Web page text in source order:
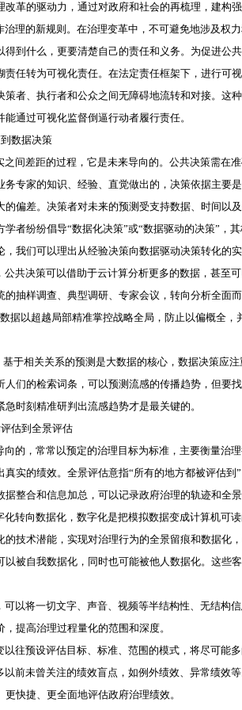
革的驱动力，通过对政府和社会的再梳理，建构
理的新规则。在治理变革中，不可避免地涉及权
到什么，更要清楚自己的责任和义务。为促进公
任转为可视化责任。在法定责任框架下，进行可
者、执行者和公众之间无障碍地流转和对接。这
通过可视化监督倒逼行动者履行责任。
数据决策
间差距的过程，它是未来导向的。公共决策需在
专家的知识、经验、直觉做出的，决策依据主要
偏差。决策者对未来的预测受支持数据、时间以
者纷纷倡导“数据化决策”或“数据驱动的决策”，
我们可以理出从经验决策向数据驱动决策转化的实
共决策可以借助于云计算分析更多的数据，甚至
抽样调查、典型调研、专家会议，转向分析全面
据以超越局部精准掌控战略全局，防止以偏概全
于相关关系的预测是大数据的核心，数据决策应
们的检索词条，可以预测流感的传播趋势，但要
时刻精准研判出流感趋势才是最关键的。
估到全景评估
的，常常以预定的治理目标为标准，主要衡量治
实的绩效。全景评估意指“所有的地方都被评估
整合和信息加总，可以记录政府治理的轨迹和全
转向数据化，数字化是把模拟数据变成计算机可
技术潜能，实现对治理行为的全景留痕和数据化
被自我数据化，同时也可能被他人数据化。这些
以将一切文字、声音、视频等半结构性、无结构
提高治理过程量化的范围和深度。
往预设评估目标、标准、范围的模式，将尽可能
以前未曾关注的绩效盲点，如例外绩效、异常绩效
快捷、更全面地评估政府治理绩效。